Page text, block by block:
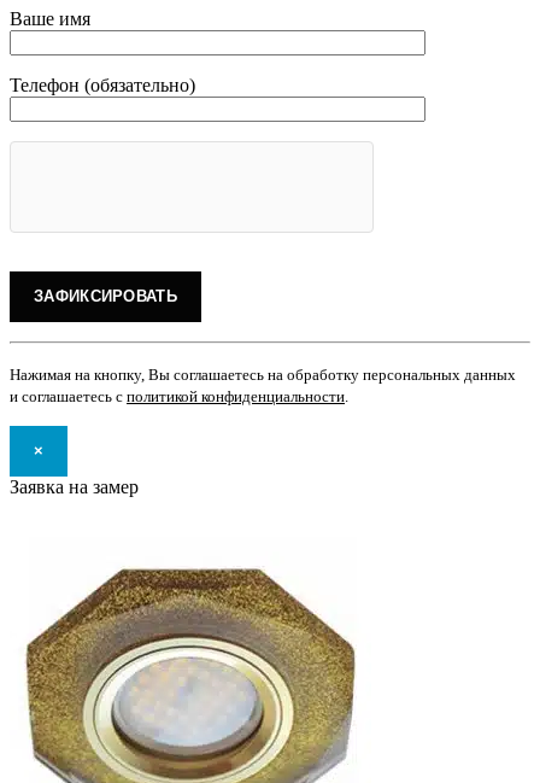
Ваше имя
Телефон (обязательно)
Нажимая на кнопку, Вы соглашаетесь на обработку персональных данных
и соглашаетесь с политикой конфиденциальности
×
Заявка на замер